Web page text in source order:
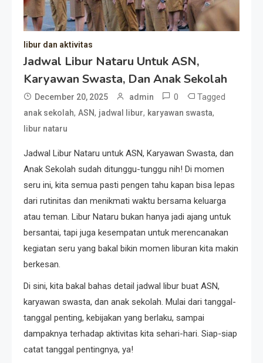
libur dan aktivitas
Jadwal Libur Nataru Untuk ASN,
Karyawan Swasta, Dan Anak Sekolah
December 20, 2025 admin 0 Tagged
anak sekolah, ASN, jadwal libur, karyawan swasta,
libur nataru
Jadwal Libur Nataru untuk ASN, Karyawan Swasta, dan
Anak Sekolah sudah ditunggu-tunggu nih! Di momen
seru ini, kita semua pasti pengen tahu kapan bisa lepas
dari rutinitas dan menikmati waktu bersama keluarga
atau teman. Libur Nataru bukan hanya jadi ajang untuk
bersantai, tapi juga kesempatan untuk merencanakan
kegiatan seru yang bakal bikin momen liburan kita makin
berkesan.
Di sini, kita bakal bahas detail jadwal libur buat ASN,
karyawan swasta, dan anak sekolah. Mulai dari tanggal-
tanggal penting, kebijakan yang berlaku, sampai
dampaknya terhadap aktivitas kita sehari-hari. Siap-siap
catat tanggal pentingnya, ya!